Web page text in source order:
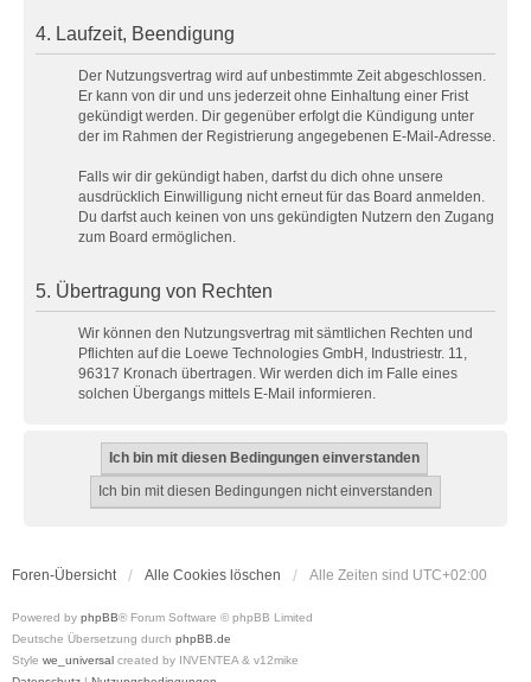
4. Laufzeit, Beendigung
Der Nutzungsvertrag wird auf unbestimmte Zeit abgeschlossen.
Er kann von dir und uns jederzeit ohne Einhaltung einer Frist
gekündigt werden. Dir gegenüber erfolgt die Kündigung unter
der im Rahmen der Registrierung angegebenen E-Mail-Adresse.
Falls wir dir gekündigt haben, darfst du dich ohne unsere
ausdrücklich Einwilligung nicht erneut für das Board anmelden.
Du darfst auch keinen von uns gekündigten Nutzern den Zugang
zum Board ermöglichen.
5. Übertragung von Rechten
Wir können den Nutzungsvertrag mit sämtlichen Rechten und
Pflichten auf die Loewe Technologies GmbH, Industriestr. 11,
96317 Kronach übertragen. Wir werden dich im Falle eines
solchen Übergangs mittels E-Mail informieren.
Foren-Übersicht Alle Cookies löschen Alle Zeiten sind UTC+02:00
Powered by phpBB® Forum Software © phpBB Limited
Deutsche Übersetzung durch phpBB.de
Style we_universal created by INVENTEA & v12mike